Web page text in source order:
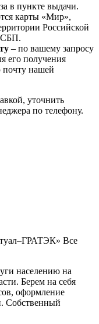
в пункте выдачи.
карты «Мир»,
Российской
СБП.
– по вашему запросу
его получения
почту нашей
уточнить
по телефону.
Все
населению на
Берем на себя
оформление
Собственный